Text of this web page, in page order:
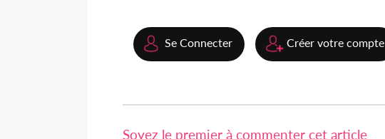
Se Connecter Créer votre compte
Soyez le premier à commenter cet article